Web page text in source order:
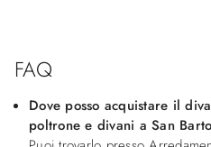
FAQ
Dove posso acquistare il
poltrone e divani a San